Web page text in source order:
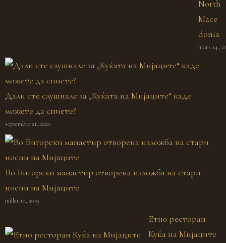
North
Mace
donia
mars 14,
Дали сте слушнале за „Куќата на Мијаците“ каде
можете да спиете?
septembre 21, 2020
Во Бигорски манастир отворена изложба на стари
носии на Мијаците
juillet 10, 2019
Етно ресторан
Куќа на Мијаците